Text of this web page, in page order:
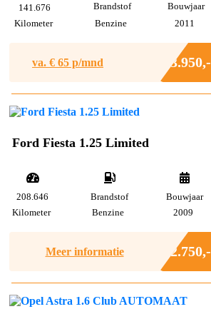
141.676
Kilometer
Brandstof
Benzine
Bouwjaar
2011
va. € 65 p/mnd € 3.950,-
Ford Fiesta 1.25 Limited
208.646
Kilometer
Brandstof
Benzine
Bouwjaar
2009
Meer informatie € 2.750,-